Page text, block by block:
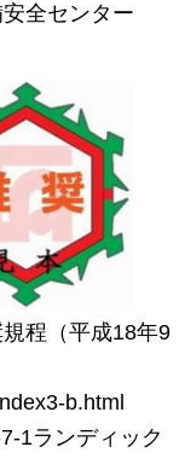
全センター
程（平成18年9
b.html
1ランディック